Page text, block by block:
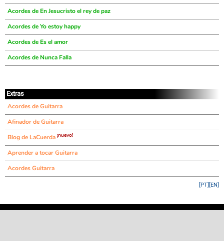
Acordes de En Jesucristo el rey de paz
Acordes de Yo estoy happy
Acordes de Es el amor
Acordes de Nunca Falla
Extras
Acordes de Guitarra
Afinador de Guitarra
Blog de LaCuerda ¡nuevo!
Aprender a tocar Guitarra
Acordes Guitarra
[EN]
[PT]